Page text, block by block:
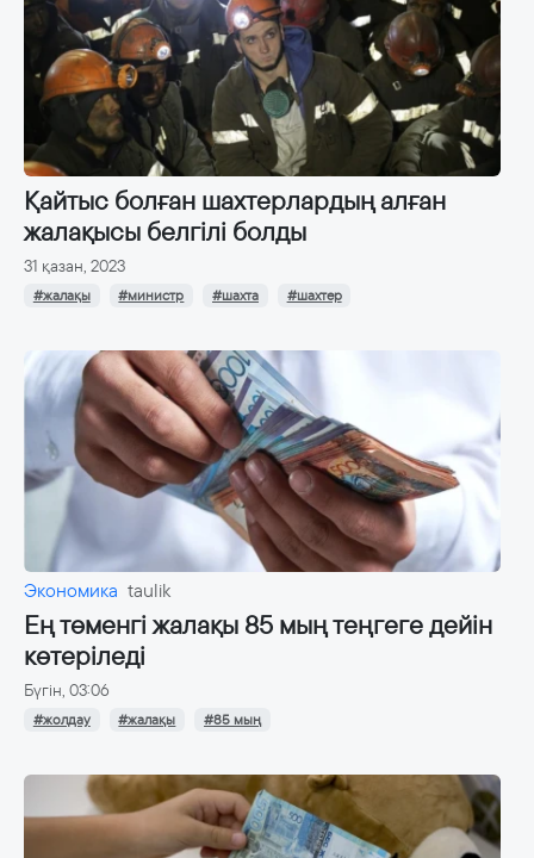
Қайтыс болған шахтерлардың алған
жалақысы белгілі болды
31 қазан, 2023
#жалақы #министр #шахта #шахтер
Экономика taulik
Ең төменгі жалақы 85 мың теңгеге дейін
көтеріледі
Бүгін, 03:06
#жолдау #жалақы #85 мың